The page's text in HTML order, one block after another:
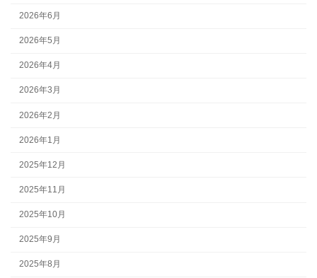
2026年6月
2026年5月
2026年4月
2026年3月
2026年2月
2026年1月
2025年12月
2025年11月
2025年10月
2025年9月
2025年8月